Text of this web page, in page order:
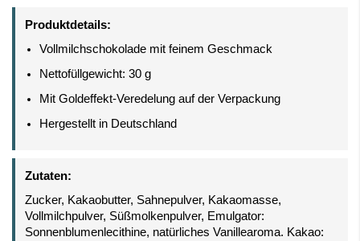
Produktdetails:
Vollmilchschokolade mit feinem Geschmack
Nettofüllgewicht: 30 g
Mit Goldeffekt-Veredelung auf der Verpackung
Hergestellt in Deutschland
Zutaten:
Zucker, Kakaobutter, Sahnepulver, Kakaomasse,
Vollmilchpulver, Süßmolkenpulver, Emulgator:
Sonnenblumenlecithine, natürliches Vanillearoma. Kakao: